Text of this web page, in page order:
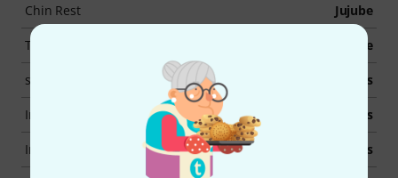
Chin Rest Jujube
Tuning Pegs Jujube
strings simple steel strings
Including Bow Yes
Including Case Yes